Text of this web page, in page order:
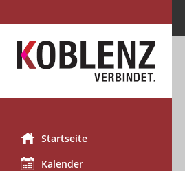
Startseite
Kalender